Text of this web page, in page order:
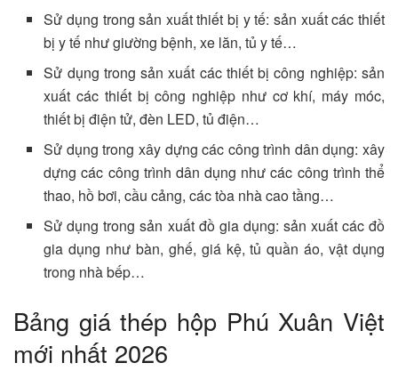
Sử dụng trong sản xuất thiết bị y tế: sản xuất các thiết
bị y tế như giường bệnh, xe lăn, tủ y tế…
Sử dụng trong sản xuất các thiết bị công nghiệp: sản
xuất các thiết bị công nghiệp như cơ khí, máy móc,
thiết bị điện tử, đèn LED, tủ điện…
Sử dụng trong xây dựng các công trình dân dụng: xây
dựng các công trình dân dụng như các công trình thể
thao, hồ bơi, cầu cảng, các tòa nhà cao tầng…
Sử dụng trong sản xuất đồ gia dụng: sản xuất các đồ
gia dụng như bàn, ghế, giá kệ, tủ quần áo, vật dụng
trong nhà bếp…
Bảng giá thép hộp Phú Xuân Việt
mới nhất 2026